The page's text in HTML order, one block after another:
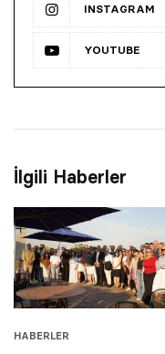
INSTAGRAM
YOUTUBE
İlgili Haberler
HABERLER